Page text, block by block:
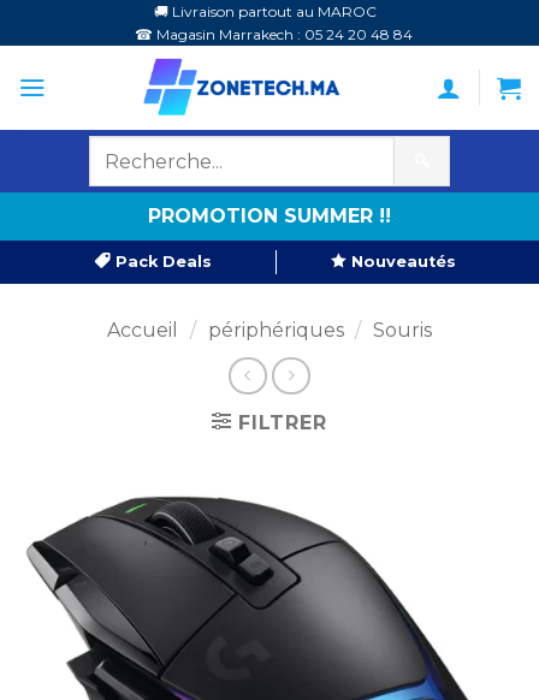
au
contenu
🚚 Livraison partout au MAROC
☎ Magasin Marrakech : 05 24 20 48 84
PROMOTION SUMMER !!
Pack Deals Nouveautés
Accueil / périphériques / Souris
FILTRER